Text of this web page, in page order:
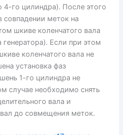
го цилиндра). После этого
совпадении меток на
шкиве коленчатого вала
Если при этом
коленчатого вала не
установка фаз
1-го цилиндра не
случае необходимо снять
вала и
до совмещения меток.